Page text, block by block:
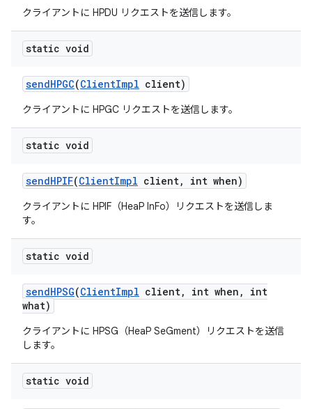
クライアントに HPDU リクエストを送信します。
static void
sendHPGC(ClientImpl client)
クライアントに HPGC リクエストを送信します。
static void
sendHPIF(ClientImpl client, int when)
クライアントに HPIF（HeaP InFo）リクエストを送信しま
す。
static void
sendHPSG(ClientImpl client, int when ,
int
what)
クライアントに HPSG（HeaP SeGment）リクエストを送信
します。
static void